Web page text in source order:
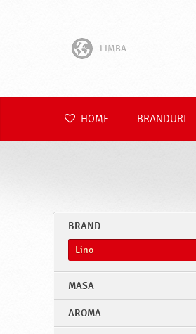
LIMBA
Hrvatski
Polski
HOME BRANDURI
BRAND
Lino
MASA
AROMA